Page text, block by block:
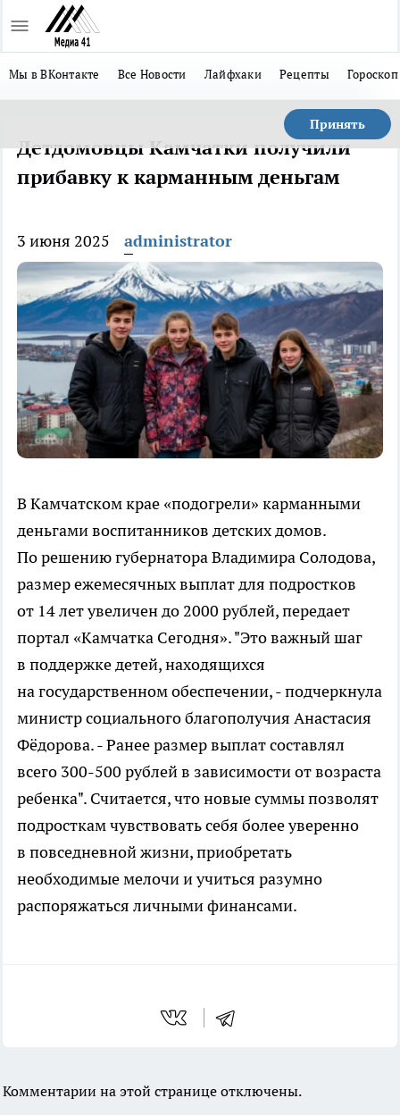
Мы в ВКонтакте Все Новости Лайфхаки Рецепты Гороскоп
Принять
Детдомовцы Камчатки получили
прибавку к карманным деньгам
3 июня 2025 administrator
В Камчатском крае «подогрели» карманными
деньгами воспитанников детских домов.
По решению губернатора Владимира Солодова,
размер ежемесячных выплат для подростков
от 14 лет увеличен до 2000 рублей, передает
портал «Камчатка Сегодня». "Это важный шаг
в поддержке детей, находящихся
на государственном обеспечении, - подчеркнула
министр социального благополучия Анастасия
Фёдорова. - Ранее размер выплат составлял
всего 300-500 рублей в зависимости от возраста
ребенка". Считается, что новые суммы позволят
подросткам чувствовать себя более уверенно
в повседневной жизни, приобретать
необходимые мелочи и учиться разумно
распоряжаться личными финансами.
Комментарии на этой странице отключены.